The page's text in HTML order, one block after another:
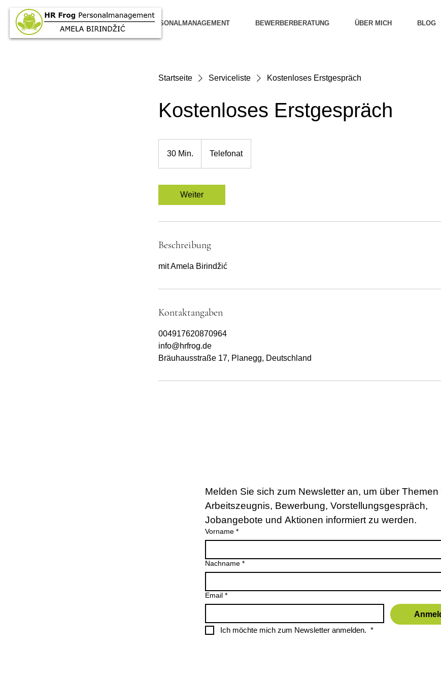
HOME PERSONALMANAGEMENT BEWERBERBERATUNG ÜBER MICH BLOG
Startseite Serviceliste Kostenloses Erstgespräch
Kostenloses Erstgespräch
30 Min.
i
Telefonat
Weiter
Beschreibung
mit Amela Birindžić
Kontaktangaben
004917620870964
info@hrfrog.de
Bräuhausstraße 17, Planegg, Deutschland
Melden Sie sich zum Newsletter an, um über Themen
Arbeitszeugnis, Bewerbung, Vorstellungsgespräch,
Jobangebote und Aktionen informiert zu werden.
Vorname *
Nachname *
Email *
Ich möchte mich zum Newsletter anmelden. *